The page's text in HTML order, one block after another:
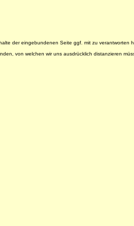
der eingebundenen Seite ggf. mit zu verantworten
von welchen wir uns ausdrücklich distanzieren